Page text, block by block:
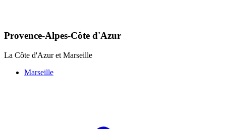
Provence-Alpes-Côte d'Azur
La Côte d'Azur et Marseille
Marseille